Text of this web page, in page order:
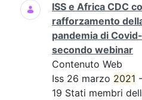
ISS e Africa CDC
rafforzamento
pandemia di
secondo webinar
Contenuto Web
Iss 26 marzo 2021
19 Stati membri